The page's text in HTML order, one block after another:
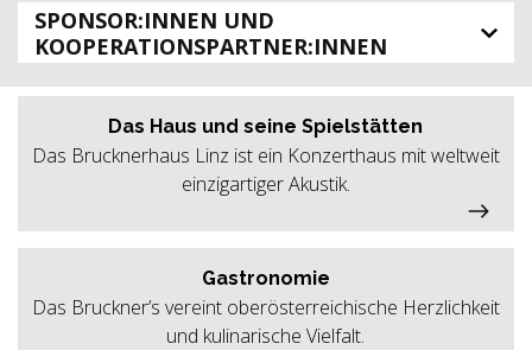
SPONSOR:INNEN UND
KOOPERATIONSPARTNER:INNEN
Das Haus und seine Spielstätten
Das Brucknerhaus Linz ist ein Konzerthaus mit weltweit
einzigartiger Akustik.
Gastronomie
Das Bruckner’s vereint oberösterreichische Herzlichkeit
und kulinarische Vielfalt.